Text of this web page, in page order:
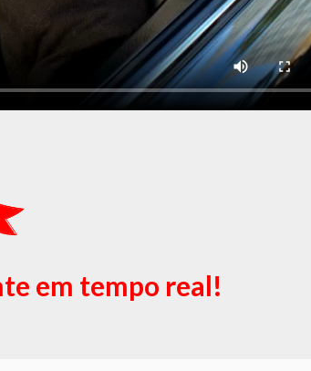
em tempo real!